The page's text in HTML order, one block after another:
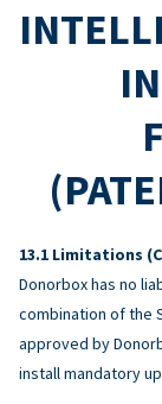
Limitations
Donorbox has no
combination of the
approved by
install mandatory